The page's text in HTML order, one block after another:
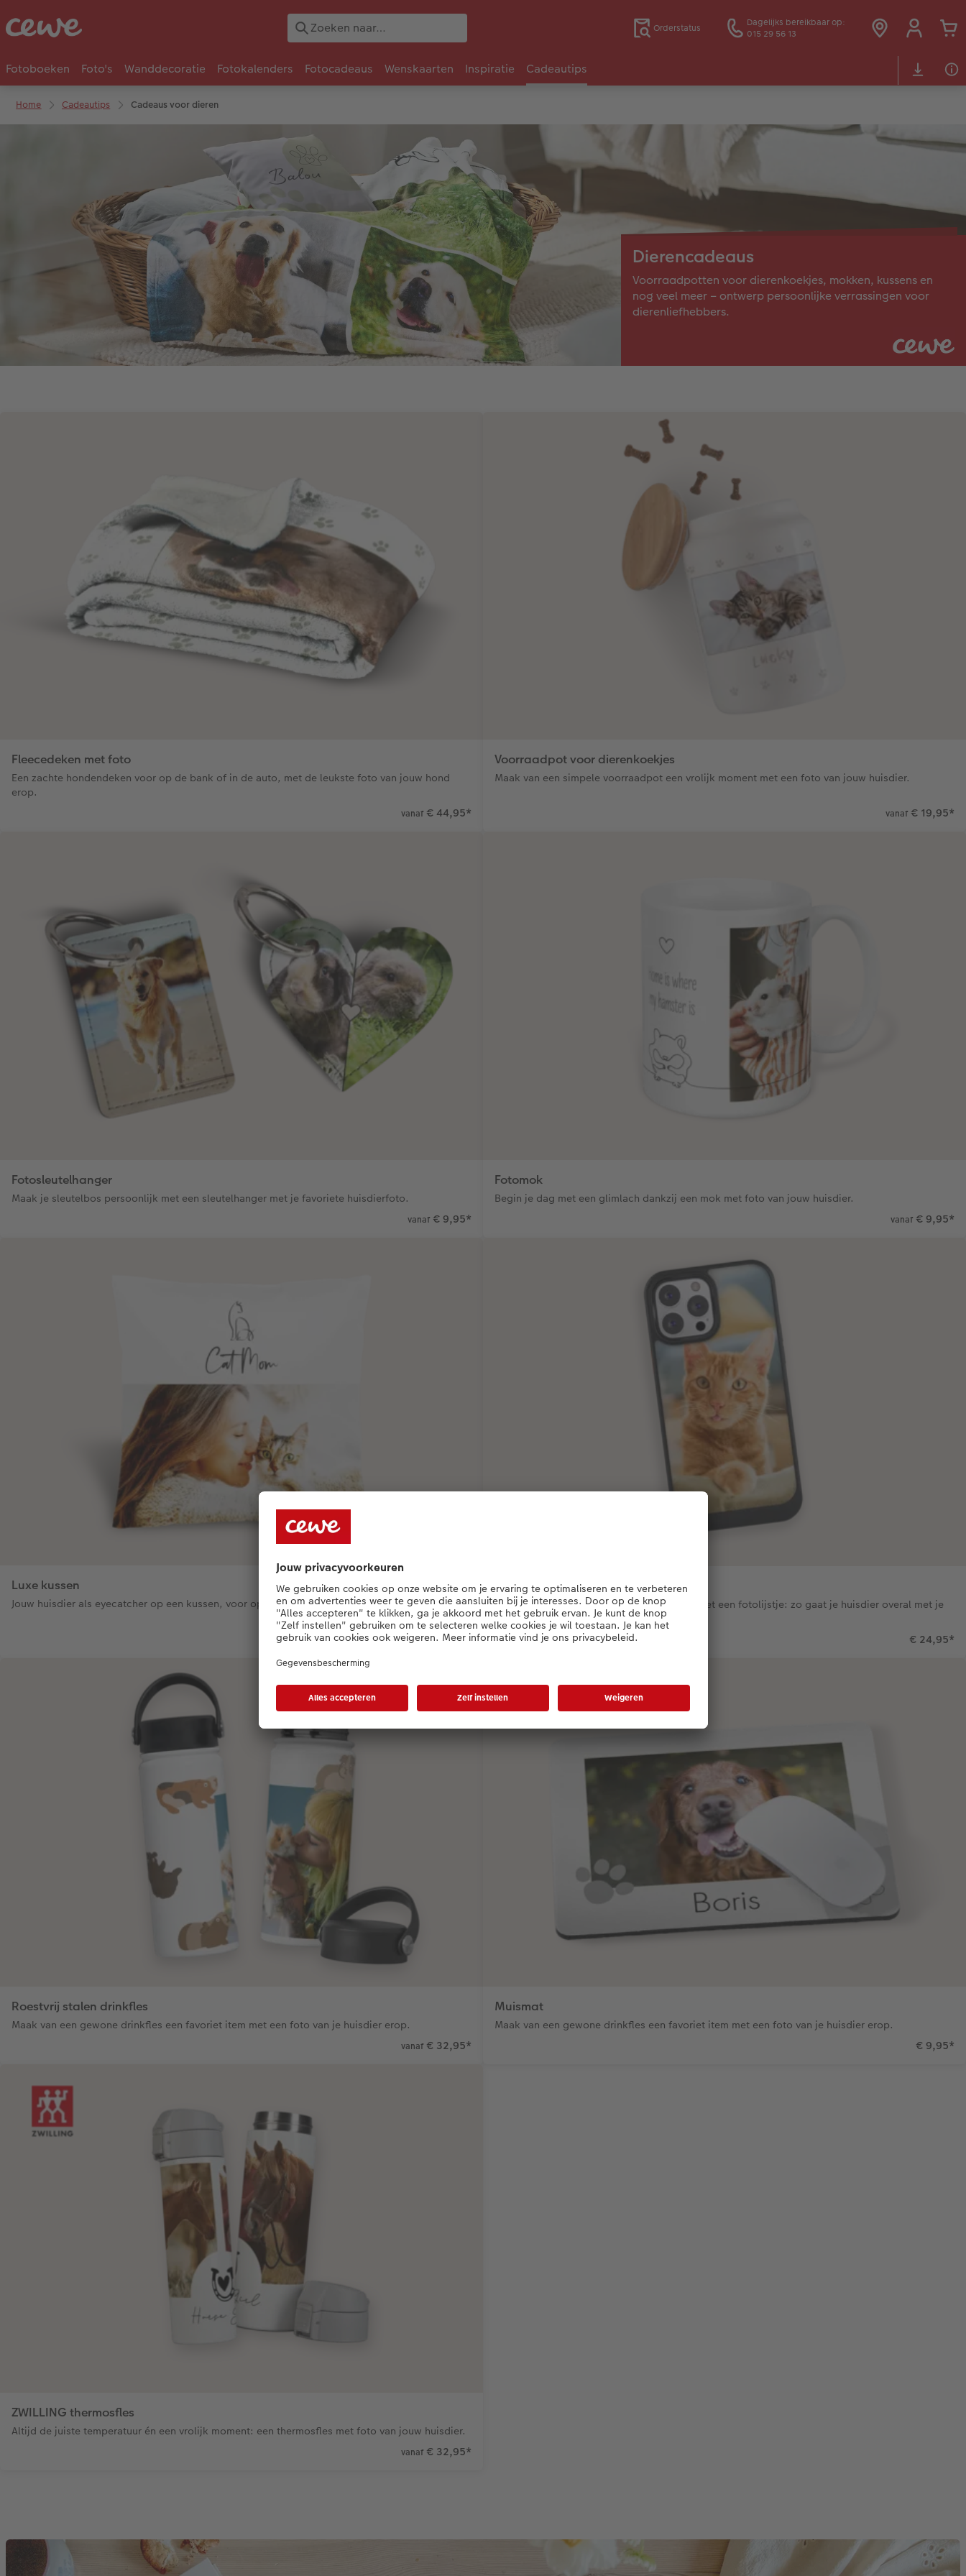
Orderstatus
Dagelijks bereikbaar op:
015 29 56 13
Fotoboeken Foto's Wanddecoratie Fotokalenders Fotocadeaus Wenskaarten Inspiratie Cadeautips
Home Cadeautips Cadeaus voor dieren
Dierencadeaus
Voorraadpotten voor dierenkoekjes, mokken, kussens en
nog veel meer – ontwerp persoonlijke verrassingen voor
dierenliefhebbers.
Fleecedeken met foto
Een zachte hondendeken voor op de bank of in de auto, met de leukste foto van jouw hond
erop.
vanaf € 44,95*
Voorraadpot voor dierenkoekjes
Maak van een simpele voorraadpot een vrolijk moment met een foto van jouw huisdier.
vanaf € 19,95*
Fotosleutelhanger
Maak je sleutelbos persoonlijk met een sleutelhanger met je favoriete huisdierfoto.
vanaf € 9,95*
Fotomok
Begin je dag met een glimlach dankzij een mok met foto van jouw huisdier.
vanaf € 9,95*
Luxe kussen
Jouw huisdier als eyecatcher op een kussen, voor op bed, de bank of in de vensterbank.
vanaf€ 25,95 *
Telefoonhoesjes
Van bedrukte telefoonhoesjes tot hoesjes met een fotolijstje: zo gaat je huisdier overal met je
mee.
€ 24,95*
Roestvrij stalen drinkfles
Maak van een gewone drinkfles een favoriet item met een foto van je huisdier erop.
vanaf € 32,95*
Muismat
Maak van een gewone drinkfles een favoriet item met een foto van je huisdier erop.
€ 9,95*
ZWILLING thermosfles
Altijd de juiste temperatuur én een vrolijk moment: een thermosfles met foto van jouw huisdier.
vanaf € 32,95*